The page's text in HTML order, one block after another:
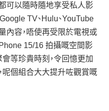
都可以隨時隨地享受私人影
TV、Hulu、YouTube
內容，唔使再受限於電視或
15/16 拍攝嘅空間影
會等珍貴時刻，令回憶更加
呢個組合大大提升咗觀賞嘅